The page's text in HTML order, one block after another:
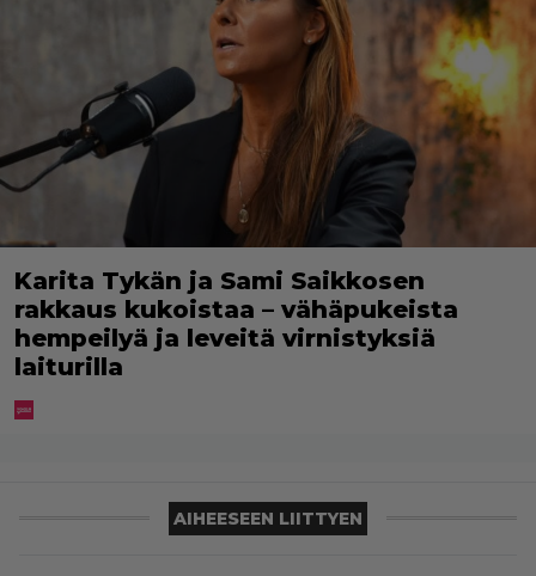
Karita Tykän ja Sami Saikkosen
rakkaus kukoistaa – vähäpukeista
hempeilyä ja leveitä virnistyksiä
laiturilla
AIHEESEEN LIITTYEN